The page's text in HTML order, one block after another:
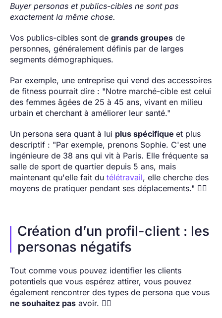
Buyer personas et publics-cibles ne sont pas
exactement la même chose.
Vos publics-cibles sont de grands groupes de
personnes, généralement définis par de larges
segments démographiques.
Par exemple, une entreprise qui vend des accessoires
de fitness pourrait dire : "Notre marché-cible est celui
des femmes âgées de 25 à 45 ans, vivant en milieu
urbain et cherchant à améliorer leur santé."
Un persona sera quant à lui plus spécifique et plus
descriptif : "Par exemple, prenons Sophie. C'est une
ingénieure de 38 ans qui vit à Paris. Elle fréquente sa
salle de sport de quartier depuis 5 ans, mais
maintenant qu'elle fait du télétravail, elle cherche des
moyens de pratiquer pendant ses déplacements." 🏋🏽
Création d’un profil-client : les
personas négatifs
Tout comme vous pouvez identifier les clients
potentiels que vous espérez attirer, vous pouvez
également rencontrer des types de persona que vous
ne souhaitez pas avoir. 🙅‍♂️